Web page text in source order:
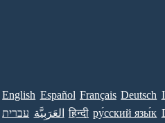
English Español Français Deutsch
עברית العَرَبِيَّة हिन्दी ру́сский язы́к